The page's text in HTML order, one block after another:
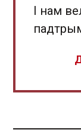
І нам